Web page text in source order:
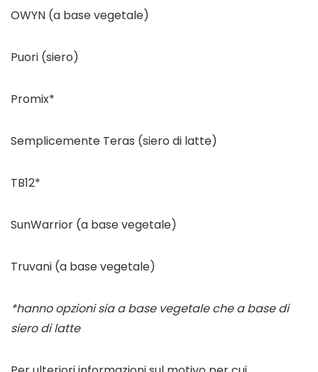
OWYN (a base vegetale)
Puori (siero)
Promix*
Semplicemente Teras (siero di latte)
TB12*
SunWarrior (a base vegetale)
Truvani (a base vegetale)
*hanno opzioni sia a base vegetale che a base di
siero di latte